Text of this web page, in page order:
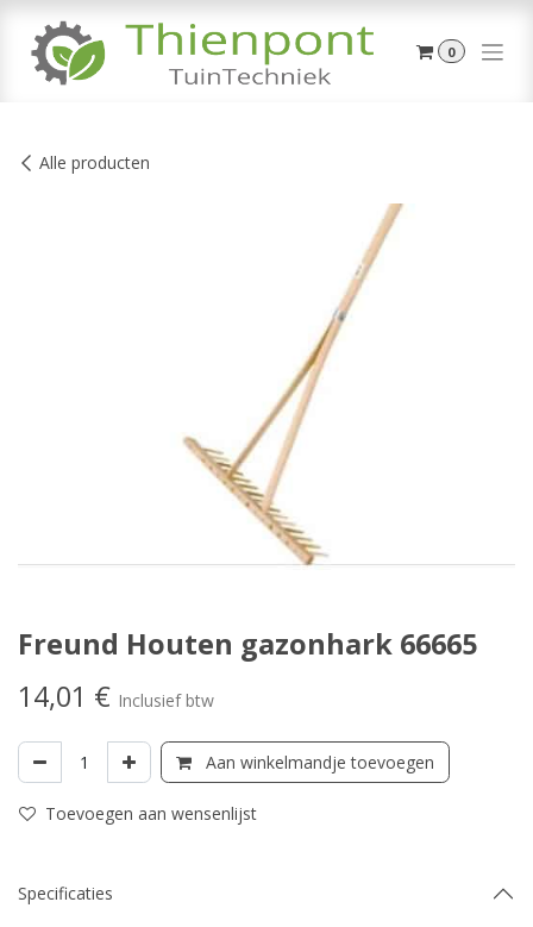
0
Alle producten
Freund Houten gazonhark 66665
14,01 € Inclusief btw
Aan winkelmandje toevoegen
Toevoegen aan wensenlijst
Specificaties